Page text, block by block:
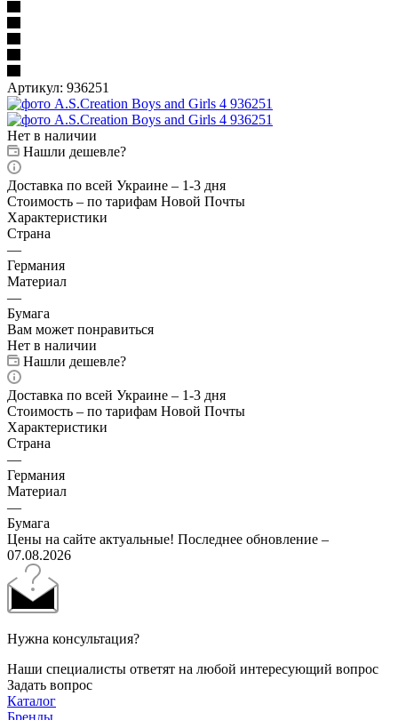
Артикул: 936251
Нет в наличии
Нашли дешевле?
Доставка по всей Украине – 1-3 дня
Стоимость – по тарифам Новой Почты
Характеристики
Страна
—
Германия
Материал
—
Бумага
Вам может понравиться
Нет в наличии
Нашли дешевле?
Доставка по всей Украине – 1-3 дня
Стоимость – по тарифам Новой Почты
Характеристики
Страна
—
Германия
Материал
—
Бумага
Цены на сайте актуальные! Последнее обновление –
07.08.2026
Нужна консультация?
Наши специалисты ответят на любой интересующий вопрос
Задать вопрос
Каталог
Бренды